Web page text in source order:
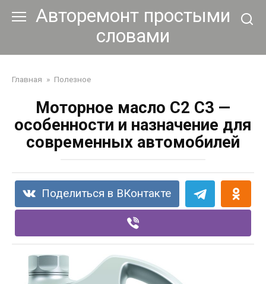
Авторемонт простыми
словами
Главная » Полезное
Моторное масло C2 C3 —
особенности и назначение для
современных автомобилей
Поделиться в ВКонтакте